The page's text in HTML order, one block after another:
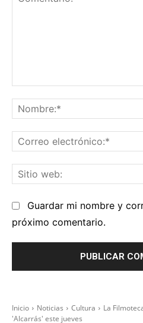
Guardar mi nombre y
próximo comentario.